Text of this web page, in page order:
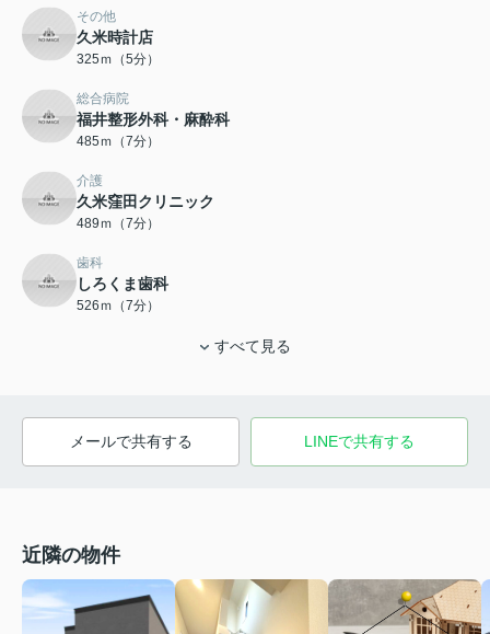
その他
久米時計店
325ｍ（5分）
総合病院
福井整形外科・麻酔科
485ｍ（7分）
介護
久米窪田クリニック
489ｍ（7分）
歯科
しろくま歯科
526ｍ（7分）
すべて見る
メールで共有する LINEで共有する
近隣の物件